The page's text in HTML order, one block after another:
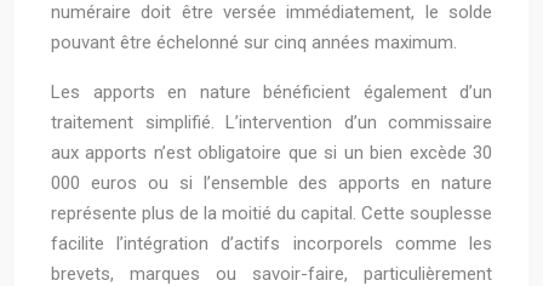
numéraire doit être versée immédiatement, le solde
pouvant être échelonné sur cinq années maximum.
Les apports en nature bénéficient également d’un
traitement simplifié. L’intervention d’un commissaire
aux apports n’est obligatoire que si un bien excède 30
000 euros ou si l’ensemble des apports en nature
représente plus de la moitié du capital. Cette souplesse
facilite l’intégration d’actifs incorporels comme les
brevets, marques ou savoir-faire, particulièrement